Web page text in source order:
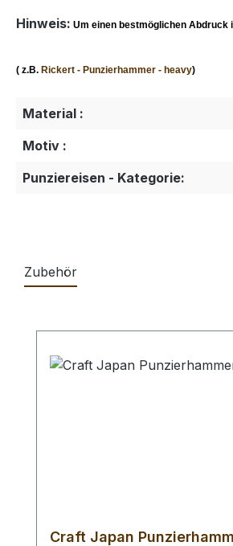
Hinweis: Um einen bestmöglichen Abdruck
( z.B. Rickert - Punzierhammer - heavy)
Material :
Motiv :
Punziereisen - Kategorie:
Zubehör
Craft Japan